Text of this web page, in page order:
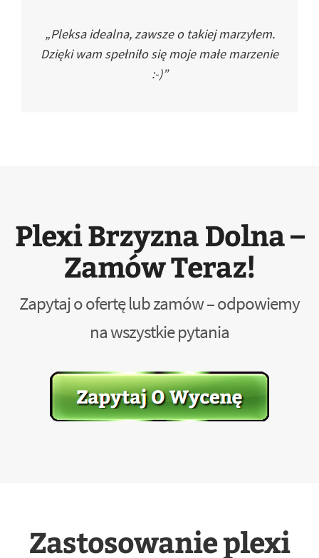
„Pleksa idealna, zawsze o takiej marzyłem.
Dzięki wam spełniło się moje małe marzenie
:-)”
Plexi Brzyzna Dolna –
Zamów Teraz!
Zapytaj o ofertę lub zamów – odpowiemy
na wszystkie pytania
Zastosowanie plexi